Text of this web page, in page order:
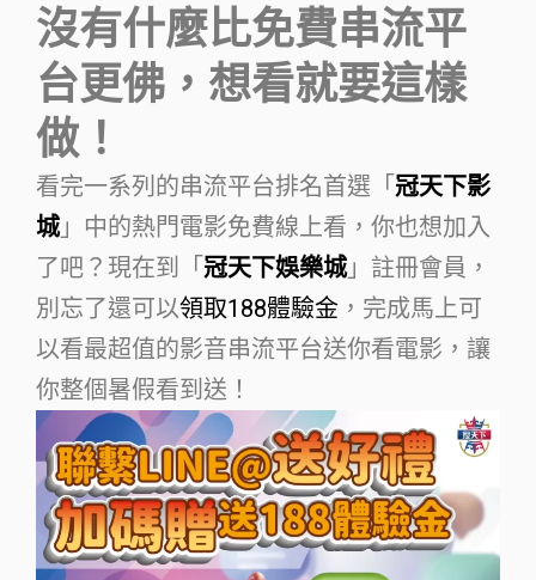
沒有什麼比免費串流平
台更佛，想看就要這樣
做！
看完一系列的串流平台排名首選「 冠天下影
城」中的熱門電影免費線上看，你也想加入
了吧？現在到「 冠天下娛樂城」註冊會員，
別忘了還可以領取188體驗金 ，完成馬上可
以看最超值的影音串流平台送你看電影，讓
你整個暑假看到送！